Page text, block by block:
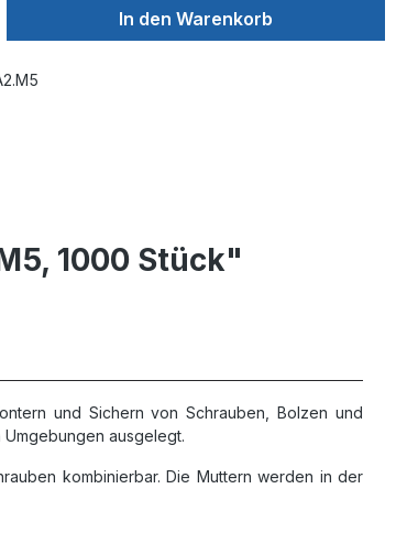
In den Warenkorb
1000 Stück"
und Sichern von Schrauben, Bolzen und
Umgebungen ausgelegt.
kombinierbar. Die Muttern werden in der